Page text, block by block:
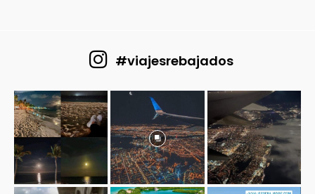
#viajesrebajados